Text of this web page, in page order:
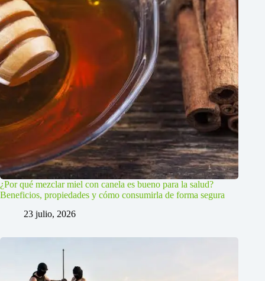
¿Por qué mezclar miel con canela es bueno para la salud?
Beneficios, propiedades y cómo consumirla de forma segura
23 julio, 2026